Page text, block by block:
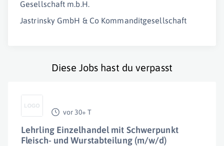
Gesellschaft m.b.H.
Jastrinsky GmbH & Co Kommanditgesellschaft
Diese Jobs hast du verpasst
vor 30+ T
Lehrling Einzelhandel mit Schwerpunkt
Fleisch- und Wurstabteilung (m/w/d)